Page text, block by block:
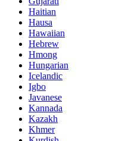
Haitian
Hausa
Hawaiian
Hebrew
Hmong
Hungarian
Icelandic
Igbo
Javanese
Kannada
Kazakh
Khmer